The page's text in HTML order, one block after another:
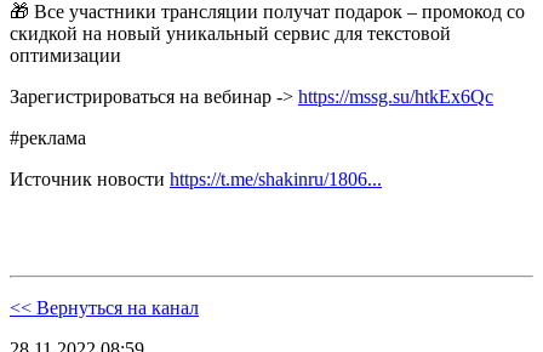
🎁 Все участники трансляции получат подарок – промокод со
скидкой на новый уникальный сервис для текстовой
оптимизации
Зарегистрироваться на вебинар -> https://mssg.su/htkEx6Qc
#реклама
Источник новости https://t.me/shakinru/1806...
<< Вернуться на канал